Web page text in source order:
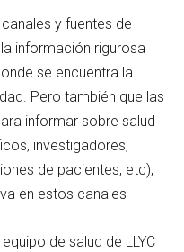
y fuentes de
información rigurosa
se encuentra la
Pero también que las
informar sobre salud
investigadores,
de pacientes, etc),
en estos canales
de salud de LLYC